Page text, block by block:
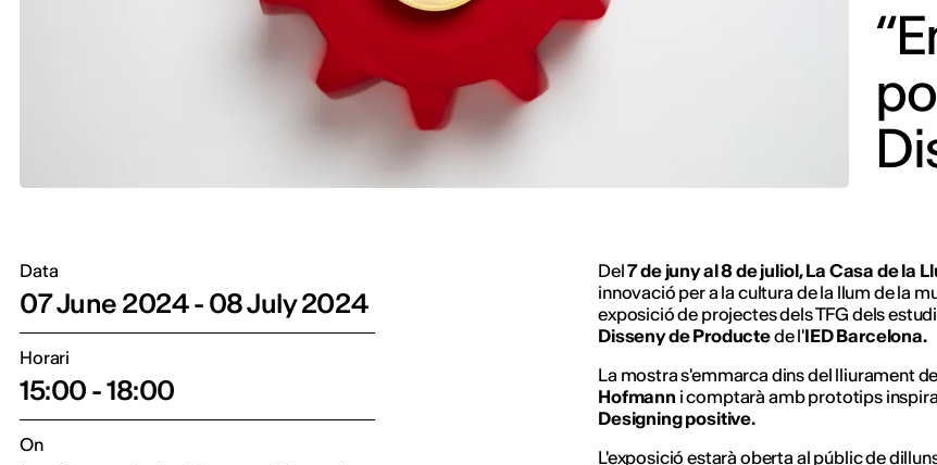
Data
07 June 2024 - 08 July 2024
Horari
15:00 - 18:00
On
Del7 de juny al 8 de juliol, La Casa de la
innovació per a la cultura de la llum de la
exposició de projectes dels TFG dels
Disseny de Productedel'IED Barcelona.
La mostra s'emmarca dins del lliurament
Hofmann i comptarà amb prototips
Designing positive.
L'exposició estarà oberta al públic de